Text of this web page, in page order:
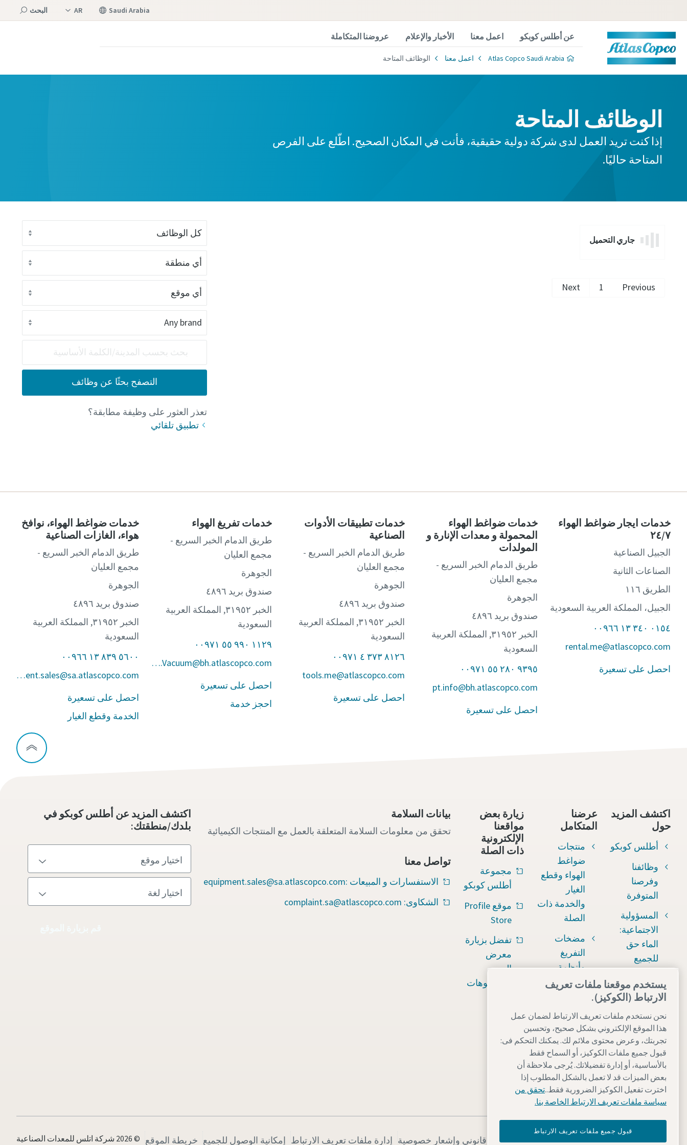
Saudi Arabia
AR البحث
عن أطلس كوبكو اعمل معنا الأخبار والإعلام عروضنا المتكاملة
Atlas Copco Saudi Arabia اعمل معنا الوظائف المتاحة
الوظائف المتاحة
إذا كنت تريد العمل لدى شركة دولية حقيقية، فأنت في المكان الصحيح. اطّلع على الفرص
المتاحة حاليًا.
تعذر العثور على وظيفة مطابقة؟
تطبيق تلقائي
جاري التحميل
Previous
1
Next
خدمات ايجار ضواغط الهواء
٢٤/٧
الجبيل الصناعية
الصناعات الثانية
الطريق ١١٦
الجبيل، المملكة العربية السعودية
٠١٥٤ ٣٤٠ ١٣ ٠٠٩٦٦
rental.me@atlascopco.com
احصل على تسعيرة
خدمات ضواغط الهواء
المحمولة و معدات الإنارة و
المولدات
طريق الدمام الخبر السريع -
مجمع العليان
الجوهرة
صندوق بريد ٤٨٩٦
الخبر ٣١٩٥٢, المملكة العربية
السعودية
٩٣٩٥ ٢٨٠ ٥٥ ٠٠٩٧١
pt.info@bh.atlascopco.com
احصل على تسعيرة
خدمات تطبيقات الأدوات
الصناعية
طريق الدمام الخبر السريع -
مجمع العليان
الجوهرة
صندوق بريد ٤٨٩٦
الخبر ٣١٩٥٢, المملكة العربية
السعودية
٨١٢٦ ٣٧٣ ٤ ٠٠٩٧١
tools.me@atlascopco.com
احصل على تسعيرة
خدمات تفريغ الهواء
طريق الدمام الخبر السريع -
مجمع العليان
الجوهرة
صندوق بريد ٤٨٩٦
الخبر ٣١٩٥٢, المملكة العربية
السعودية
١١٢٩ ٩٩٠ ٥٥ ٠٠٩٧١
Marketing.Vacuum@bh.atlascopco.com
احصل على تسعيرة
احجز خدمة
خدمات ضواغط الهواء، نوافخ
هواء، الغازات الصناعية
طريق الدمام الخبر السريع -
مجمع العليان
الجوهرة
صندوق بريد ٤٨٩٦
الخبر ٣١٩٥٢, المملكة العربية
السعودية
٥٦٠٠ ٨٣٩ ١٣ ٠٠٩٦٦
equipment.sales@sa.atlascopco.com
احصل على تسعيرة
الخدمة وقطع الغيار
اكتشف المزيد
حول
أطلس كوبكو
وظائفنا
وفرصنا
المتوفرة
المسؤولية
الاجتماعية:
الماء حق
للجميع
أحدث الأخبار
عرضنا
المتكامل
منتجات
ضواغط
الهواء وقطع
الغيار
والخدمة ذات
الصلة
مضخات
التفريغ
وأنظمة
الانحسار
الصناعية
وحلولها
حلول
محمولة
للتطبيقات
الصعبة
زيارة بعض
مواقعنا
الإلكترونية
ذات الصلة
مجموعة
أطلس كوبكو
موقع Profile
Store
تفضل بزيارة
معرض
الصور
والفيديوهات
بيانات السلامة
تحقق من معلومات السلامة المتعلقة بالعمل مع المنتجات الكيميائية
تواصل معنا
الاستفسارات و المبيعات :equipment.sales@sa.atlascopco.com
الشكاوى: complaint.sa@atlascopco.com
اكتشف المزيد عن أطلس كوبكو في
بلدك/منطقتك:
إشعار قانوني وإشعار خصوصية إدارة ملفات تعريف الارتباط إمكانية الوصول للجميع خريطة الموقع © 2026 شركة اتلس للمعدات الصناعية
Contact our vacuum pump experts
pumps and vacuum solutions.
البلد
الشارع
المدينة
طلب
أي سؤال أو طلب
through the collected information. More information can be found in
our privacy policy.
special promotions from Atlas Copco Vacuum.
FriendlyCaptcha ⇗
يستخدم موقعنا ملفات تعريف
الارتباط (الكوكيز).
نحن نستخدم ملفات تعريف الارتباط لضمان عمل
هذا الموقع الإلكتروني بشكل صحيح، وتحسين
تجربتك، وعرض محتوى ملائم لك. يمكنك التحكم فى:
قبول جميع ملفات الكوكيز، أو السماح فقط
بالأساسية، أو إدارة تفضيلاتك. يُرجى ملاحظة أن
بعض الميزات قد لا تعمل بالشكل المطلوب إذا
اخترت تفعيل الكوكيز الضرورية فقط..تحقق من
سياسة ملفات تعريف الارتباط الخاصة بنا.
قبول جميع ملفات تعريف الارتباط